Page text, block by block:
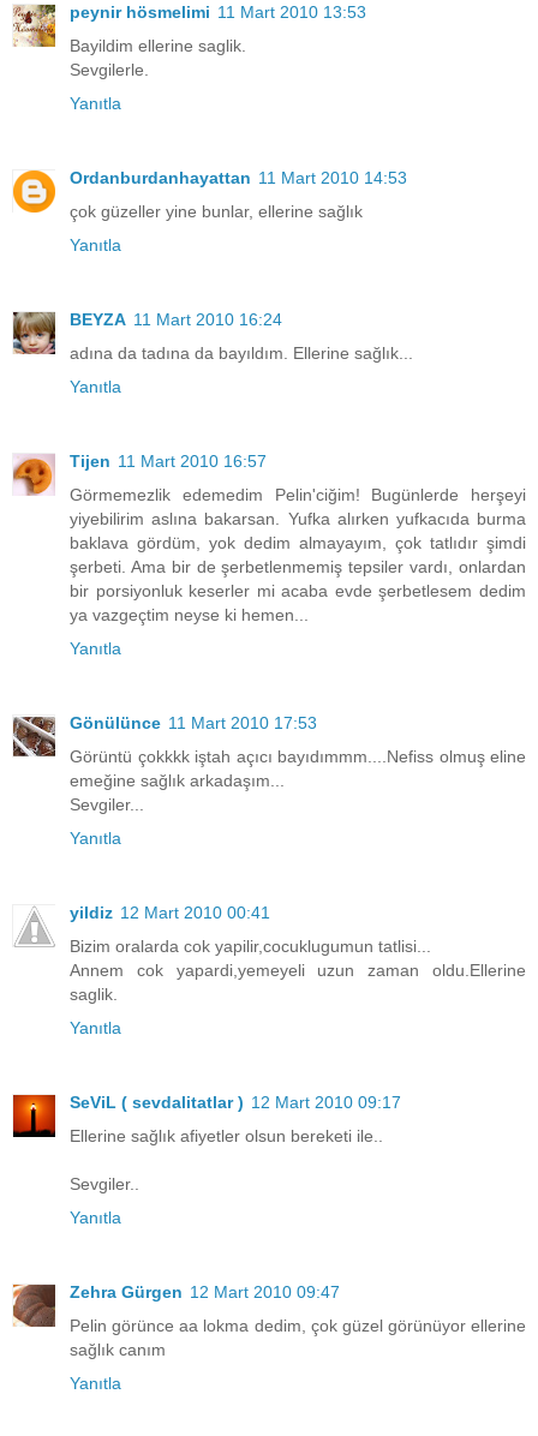
peynir hösmelimi 11 Mart 2010 13:53
Bayildim ellerine saglik.
Sevgilerle.
Yanıtla
Ordanburdanhayattan 11 Mart 2010 14:53
çok güzeller yine bunlar, ellerine sağlık
Yanıtla
BEYZA 11 Mart 2010 16:24
adına da tadına da bayıldım. Ellerine sağlık...
Yanıtla
Tijen 11 Mart 2010 16:57
Görmemezlik edemedim Pelin'ciğim! Bugünlerde herşeyi
yiyebilirim aslına bakarsan. Yufka alırken yufkacıda burma
baklava gördüm, yok dedim almayayım, çok tatlıdır şimdi
şerbeti. Ama bir de şerbetlenmemiş tepsiler vardı, onlardan
bir porsiyonluk keserler mi acaba evde şerbetlesem dedim
ya vazgeçtim neyse ki hemen...
Yanıtla
Gönülünce 11 Mart 2010 17:53
Görüntü çokkkk iştah açıcı bayıdımmm....Nefiss olmuş eline
emeğine sağlık arkadaşım...
Sevgiler...
Yanıtla
yildiz 12 Mart 2010 00:41
Bizim oralarda cok yapilir,cocuklugumun tatlisi...
Annem cok yapardi,yemeyeli uzun zaman oldu.Ellerine
saglik.
Yanıtla
SeViL ( sevdalitatlar ) 12 Mart 2010 09:17
Ellerine sağlık afiyetler olsun bereketi ile..
Sevgiler..
Yanıtla
Zehra Gürgen 12 Mart 2010 09:47
Pelin görünce aa lokma dedim, çok güzel görünüyor ellerine
sağlık canım
Yanıtla